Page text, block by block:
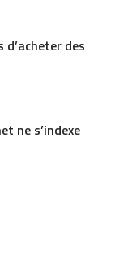
des
ne s’indexe